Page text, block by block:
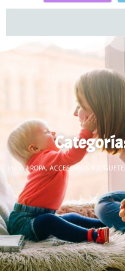
Inicio/ROPA, ACCESORIOS Y